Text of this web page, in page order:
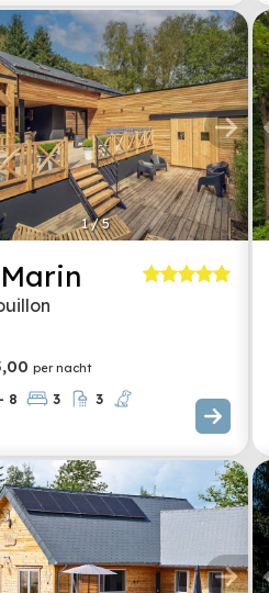
per nacht
8 3 3
1/5